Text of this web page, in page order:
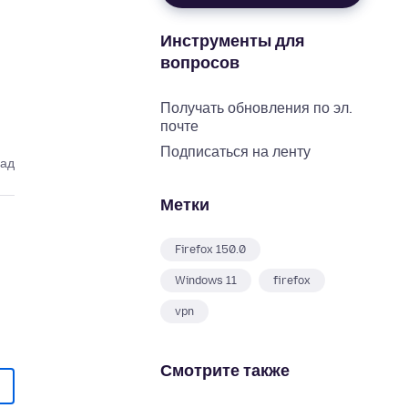
Инструменты для
вопросов
Получать обновления по эл.
почте
Подписаться на ленту
Метки
Firefox 150.0
Windows 11 firefox
vpn
Смотрите также